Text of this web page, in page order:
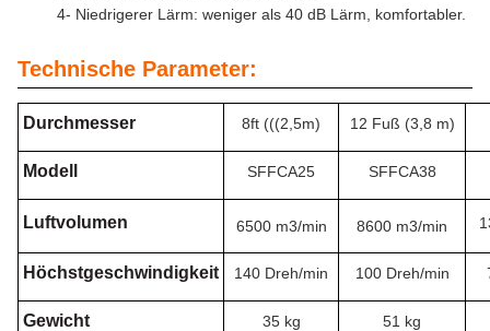
4- Niedrigerer Lärm: weniger als 40 dB Lärm, komfortabler.
Technische Parameter:
Durchmesser 8ft (((2,5m) 12 Fuß (3,8 m)
Modell SFFCA25 SFFCA38
Luftvolumen 6500 m3/min 8600 m3/min
Höchstgeschwindigkeit 140 Dreh/min 100 Dreh/min
Gewicht 35 kg 51 kg